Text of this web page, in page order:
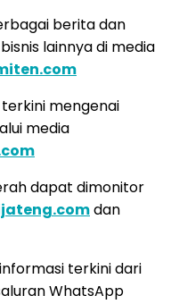
berita dan
lainnya di media
mengenai
media
dapat dimonitor
dan
terkini dari
WhatsApp